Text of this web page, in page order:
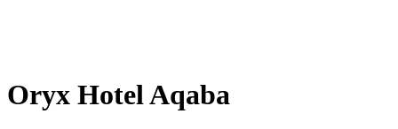
Oryx Hotel Aqaba